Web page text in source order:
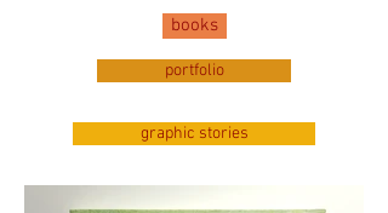
books
portfolio
graphic stories